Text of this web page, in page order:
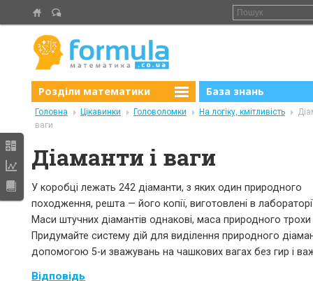
Розділи математики База знань
Головна Цікавинки Головоломки На логіку, кмітливість
ваги
Діаманти і ваги
У коробці лежать 242 діаманти, з яких один природного
походження, решта — його копії, виготовлені в
Маси штучних діамантів однакові, маса природного
Придумайте систему дій для виділення природного
допомогою 5-и зважувань на чашкових вагах без гир і
Відповідь